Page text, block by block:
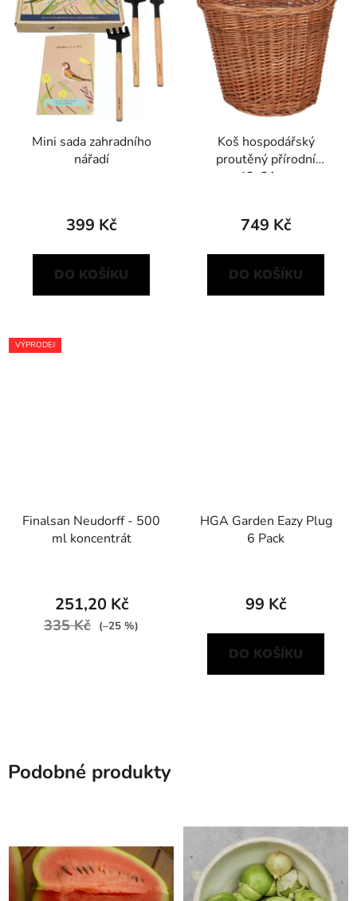
Mini sada zahradního
nářadí
399 Kč
DO KOŠÍKU
Koš hospodářský
proutěný přírodní
42x31cm
749 Kč
DO KOŠÍKU
VÝPRODEJ
Finalsan Neudorff - 500
ml koncentrát
251,20 Kč
335 Kč (–25 %)
HGA Garden Eazy Plug
6 Pack
99 Kč
DO KOŠÍKU
Podobné produkty